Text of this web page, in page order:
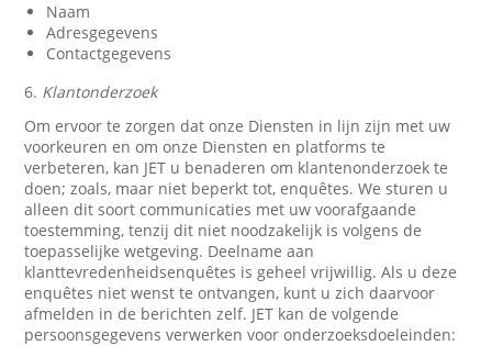
Naam
Adresgegevens
Contactgegevens
6. Klantonderzoek
Om ervoor te zorgen dat onze Diensten in lijn zijn met uw
voorkeuren en om onze Diensten en platforms te
verbeteren, kan JET u benaderen om klantenonderzoek te
doen; zoals, maar niet beperkt tot, enquêtes. We sturen u
alleen dit soort communicaties met uw voorafgaande
toestemming, tenzij dit niet noodzakelijk is volgens de
toepasselijke wetgeving. Deelname aan
klanttevredenheidsenquêtes is geheel vrijwillig. Als u deze
enquêtes niet wenst te ontvangen, kunt u zich daarvoor
afmelden in de berichten zelf. JET kan de volgende
persoonsgegevens verwerken voor onderzoeksdoeleinden: